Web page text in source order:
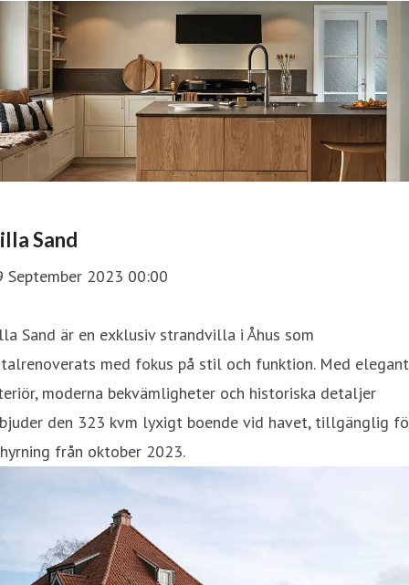
Sand
September 2023 00:00
Sand är en exklusiv strandvilla i Åhus som
med fokus på stil och funktion. Med elegant
moderna bekvämligheter och historiska detaljer
den 323 kvm lyxigt boende vid havet, tillgänglig
från oktober 2023.